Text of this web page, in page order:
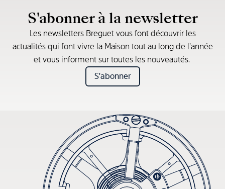
S'abonner à la newsletter
Les newsletters Breguet vous font découvrir les
actualités qui font vivre la Maison tout au long de l’année
et vous informent sur toutes les nouveautés.
S'abonner